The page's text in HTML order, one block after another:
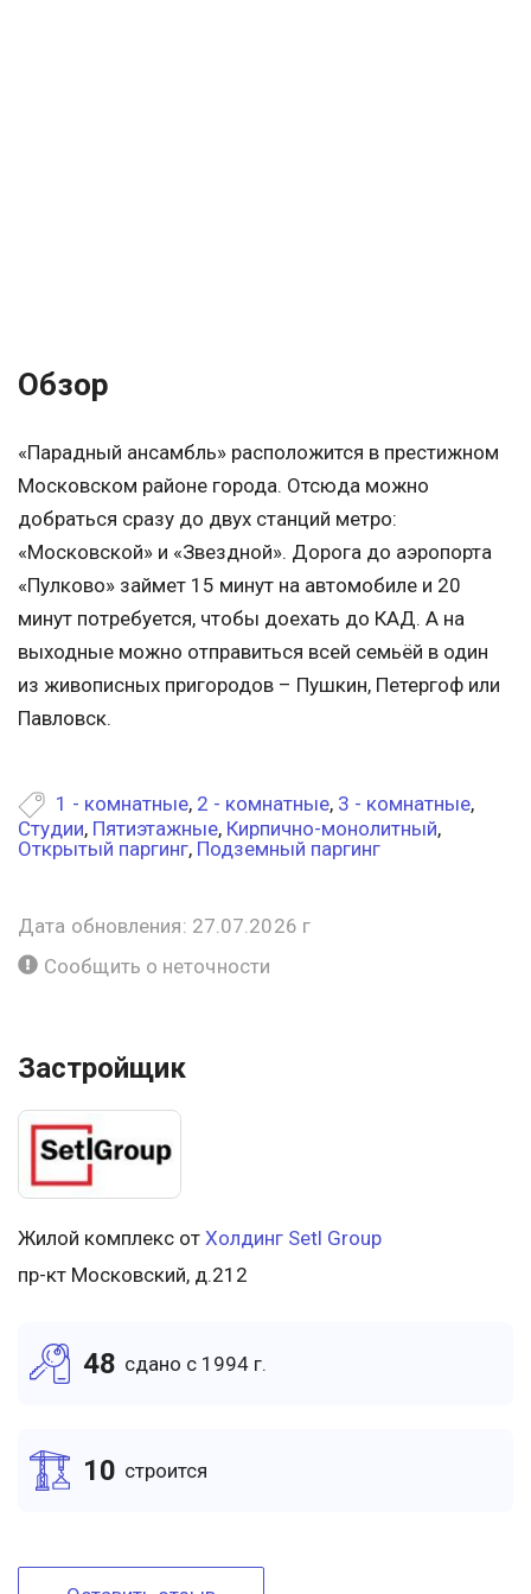
Обзор
«Парадный ансамбль» расположится в престижном
Московском районе города. Отсюда можно
добраться сразу до двух станций метро:
«Московской» и «Звездной». Дорога до аэропорта
«Пулково» займет 15 минут на автомобиле и 20
минут потребуется, чтобы доехать до КАД. А на
выходные можно отправиться всей семьёй в один
из живописных пригородов – Пушкин, Петергоф или
Павловск.
1 - комнатные, 2 - комнатные, 3 - комнатные,
Студии, Пятиэтажные, Кирпично-монолитный,
Открытый паргинг, Подземный паргинг
Дата обновления: 27.07.2026 г
Сообщить о неточности
Застройщик
Жилой комплекс от Холдинг Setl Group
пр-кт Московский, д.212
48 cдано c 1994 г.
10 cтроится